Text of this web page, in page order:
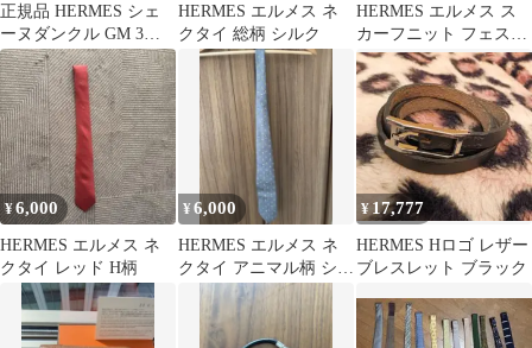
正規品 HERMES シェ
ーヌダンクル GM 3コ
マ 修理明細あり
HERMES エルメス ネ
クタイ 総柄 シルク
HERMES エルメス ス
カーフニット フェステ
ィバル ヴィンテージ シ
ャツ
¥6,000
HERMES エルメス ネ
クタイ レッド H柄
¥6,000
HERMES エルメス ネ
クタイ アニマル柄 シル
¥ 17,777
HERMES Hロゴ レザー
ブレスレット ブラック